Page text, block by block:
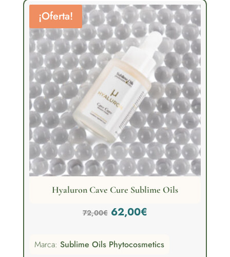
¡Oferta!
Hyaluron Cave Cure Sublime Oils
72,00€ El
original
62,00€El
actual
Marca: Sublime Oils Phytocosmetics